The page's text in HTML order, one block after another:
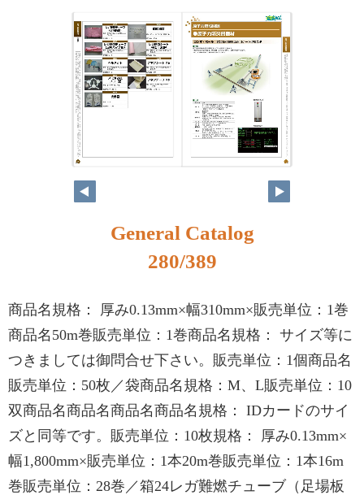
265
264
General Catalog
280/389
商品名規格： 厚み0.13mm×幅310mm×販売単位：1巻
商品名50m巻販売単位：1巻商品名規格： サイズ等に
つきましては御問合せ下さい。販売単位：1個商品名
販売単位：50枚／袋商品名規格：M、L販売単位：10
双商品名商品名商品名商品名規格： IDカードのサイ
ズと同等です。販売単位：10枚規格： 厚み0.13mm×
幅1,800mm×販売単位：1本20m巻販売単位：1本16m
巻販売単位：28巻／箱24レガ難燃チューブ（足場板